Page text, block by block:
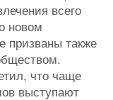
всего
новом
призваны также
что чаще
выступают